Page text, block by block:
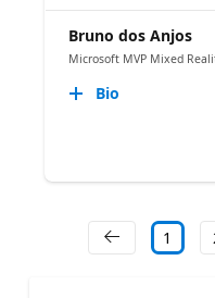
Bruno dos Anjos
Microsoft MVP Mixed
Bio
1